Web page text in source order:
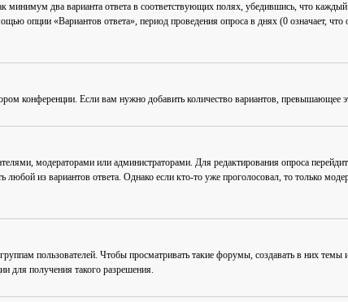
два варианта ответа в соответствующих полях, убедившись, что
опции «Вариантов ответа», период проведения опроса в днях (0 означает,
конференции. Если вам нужно добавить количество вариантов, превышающее
модераторами или администраторами. Для редактирования опроса
любой из вариантов ответа. Однако если кто-то уже проголосовал, то только
пользователей. Чтобы просматривать такие форумы, создавать в них темы
для получения такого разрешения.